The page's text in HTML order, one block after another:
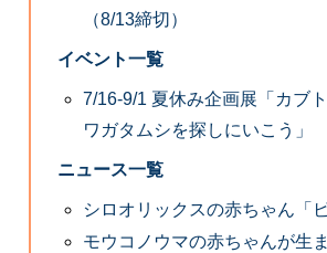
（8/13締切）
イベント一覧
7/16-9/1 夏休み企画展「カブ
ワガタムシを探しにいこう」
ニュース一覧
シロオリックスの赤ちゃん「
モウコノウマの赤ちゃんが生